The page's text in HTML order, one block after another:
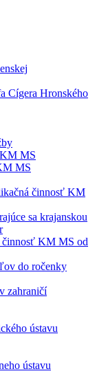
Cígera Hronského
MS
MS
činnosť KM
sa krajanskou
činnosť KM MS od
do ročenky
zahraničí
ústavu
ústavu